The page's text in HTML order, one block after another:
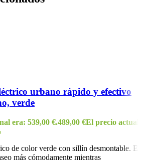
urbano rápido y efectivo
verde
era: 539,00 €.489,00 €El precio actual
de color verde con sillín desmontable. Es
más cómodamente mientras